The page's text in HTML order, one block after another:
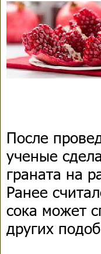
После
ученые
граната на
Ранее
сока может
других